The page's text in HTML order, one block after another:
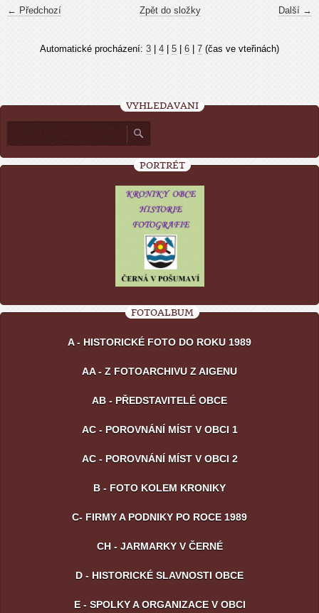
← Předchozí Další →
Zpět do složky
Automatické procházení: 3 4 5 6 7 (čas ve vteřinách)
VYHLEDÁVÁNÍ
PORTRÉT
FOTOALBUM
A - HISTORICKÉ FOTO DO ROKU 1989
AA - Z FOTOARCHIVU Z AIGENU
AB - PŘEDSTAVITELÉ OBCE
AC - POROVNÁNÍ MÍST V OBCI 1
AC - POROVNÁNÍ MÍST V OBCI 2
B - FOTO KOLEM KRONIKY
C- FIRMY A PODNIKY PO ROCE 1989
CH - JARMARKY V ČERNÉ
D - HISTORICKÉ SLAVNOSTI OBCE
E - SPOLKY A ORGANIZACE V OBCI